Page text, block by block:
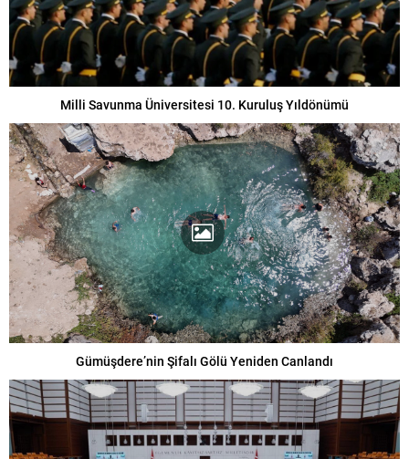
Milli Savunma Üniversitesi 10. Kuruluş Yıldönümü
Gümüşdere’nin Şifalı Gölü Yeniden Canlandı